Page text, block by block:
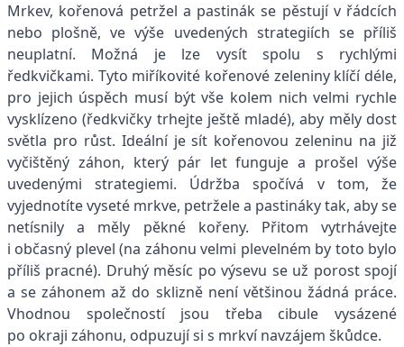
Mrkev, kořenová petržel a pastinák se pěstují v řádcích
nebo plošně, ve výše uvedených strategiích se příliš
neuplatní. Možná je lze vysít spolu s rychlými
ředkvičkami. Tyto miříkovité kořenové zeleniny klíčí déle,
pro jejich úspěch musí být vše kolem nich velmi rychle
vysklízeno (ředkvičky trhejte ještě mladé), aby měly dost
světla pro růst. Ideální je sít kořenovou zeleninu na již
vyčištěný záhon, který pár let funguje a prošel výše
uvedenými strategiemi. Údržba spočívá v tom, že
vyjednotíte vyseté mrkve, petržele a pastináky tak, aby se
netísnily a měly pěkné kořeny. Přitom vytrhávejte
i občasný plevel (na záhonu velmi plevelném by toto bylo
příliš pracné). Druhý měsíc po výsevu se už porost spojí
a se záhonem až do sklizně není většinou žádná práce.
Vhodnou společností jsou třeba cibule vysázené
po okraji záhonu, odpuzují si s mrkví navzájem škůdce.